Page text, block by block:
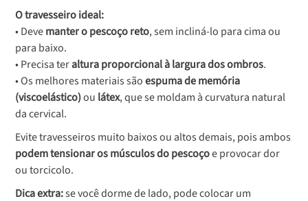
O travesseiro ideal:
• Devemanter o pescoço reto, sem incliná-lo para cima ou
para baixo.
• Precisa teraltura proporcional à largura dos ombros.
• Os melhores materiais sãoespuma de memória
(viscoelástico)ou látex, que se moldam à curvatura natural
da cervical.
Evite travesseiros muito baixos ou altos demais, pois ambos
podem tensionar os músculos do pescoçoe provocar dor
ou torcicolo.
Dica extra:se você dorme de lado, pode colocar um